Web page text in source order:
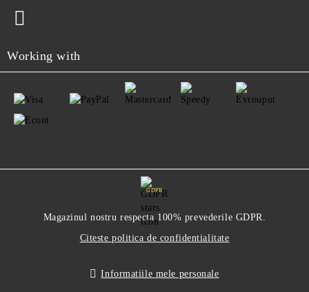
Working with
GDPR
Magazinul nostru respecta 100% prevederile GDPR.
Citeste politica de confidentialitate
Informatiile mele personale